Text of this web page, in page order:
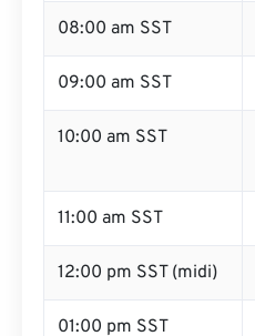
08:00 am SST
09:00 am SST
10:00 am SST
11:00 am SST
12:00 pm SST (midi)
01:00 pm SST